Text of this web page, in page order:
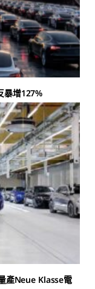
暴增127%
產Neue Klasse電